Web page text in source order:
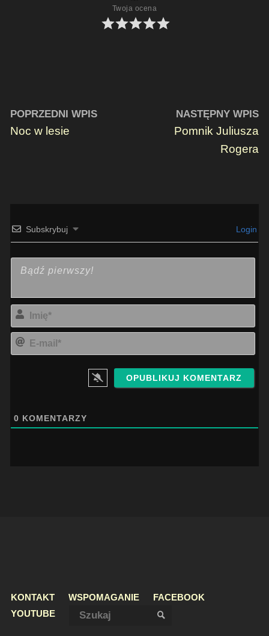
Twoja ocena
POPRZEDNI WPIS
Noc w lesie
NASTĘPNY WPIS
Pomnik Juliusza
Rogera
Subskrybuj Login
E-
0 KOMENTARZY
KONTAKT WSPOMAGANIE
FACEBOOK
YOUTUBE
SZUKAJ